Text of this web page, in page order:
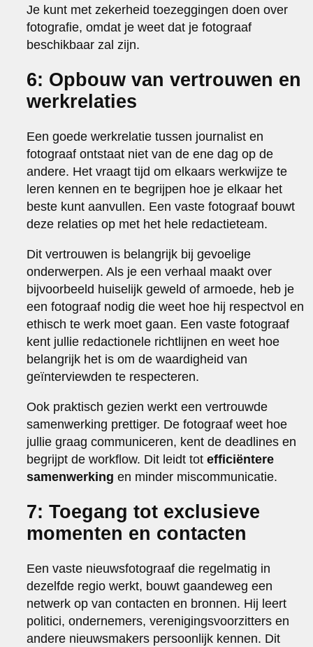
Je kunt met zekerheid toezeggingen doen over
fotografie, omdat je weet dat je fotograaf
beschikbaar zal zijn.
6: Opbouw van vertrouwen en
werkrelaties
Een goede werkrelatie tussen journalist en
fotograaf ontstaat niet van de ene dag op de
andere. Het vraagt tijd om elkaars werkwijze te
leren kennen en te begrijpen hoe je elkaar het
beste kunt aanvullen. Een vaste fotograaf bouwt
deze relaties op met het hele redactieteam.
Dit vertrouwen is belangrijk bij gevoelige
onderwerpen. Als je een verhaal maakt over
bijvoorbeeld huiselijk geweld of armoede, heb je
een fotograaf nodig die weet hoe hij respectvol en
ethisch te werk moet gaan. Een vaste fotograaf
kent jullie redactionele richtlijnen en weet hoe
belangrijk het is om de waardigheid van
geïnterviewden te respecteren.
Ook praktisch gezien werkt een vertrouwde
samenwerking prettiger. De fotograaf weet hoe
jullie graag communiceren, kent de deadlines en
begrijpt de workflow. Dit leidt totefficiëntere
samenwerking en minder miscommunicatie.
7: Toegang tot exclusieve
momenten en contacten
Een vaste nieuwsfotograaf die regelmatig in
dezelfde regio werkt, bouwt gaandeweg een
netwerk op van contacten en bronnen. Hij leert
politici, ondernemers, verenigingsvoorzitters en
andere nieuwsmakers persoonlijk kennen. Dit